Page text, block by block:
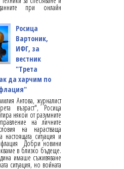
при онлайн
Росица
Вартоник,
ИФГ, за
вестник
"Трета
да харчим по
Антова, журналист
възраст", Росица
някои от разумните
на личните
на нарастваща
ситуация и
Добри новини
в близко бъдеще.
имаше съживяване
ситуация, но войната